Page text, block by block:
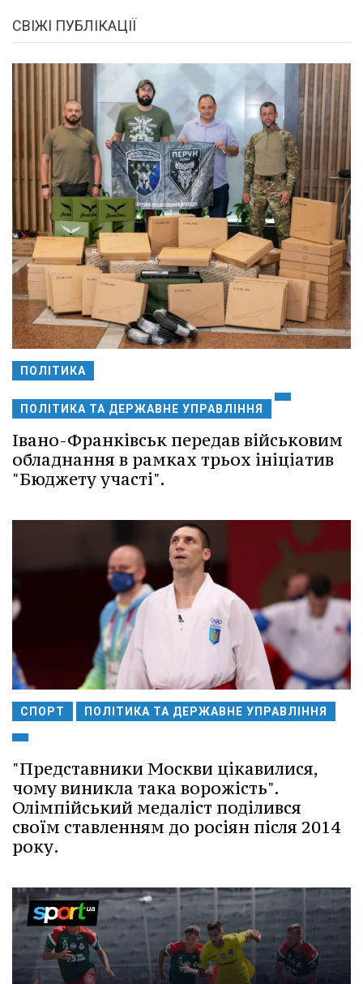
СВІЖІ ПУБЛІКАЦІЇ
ПОЛІТИКА
ПОЛІТИКА ТА ДЕРЖАВНЕ УПРАВЛІННЯ
Івано-Франківськ передав військовим
обладнання в рамках трьох ініціатив
"Бюджету участі".
СПОРТ ПОЛІТИКА ТА ДЕРЖАВНЕ УПРАВЛІННЯ
"Представники Москви цікавилися,
чому виникла така ворожість".
Олімпійський медаліст поділився
своїм ставленням до росіян після 2014
року.